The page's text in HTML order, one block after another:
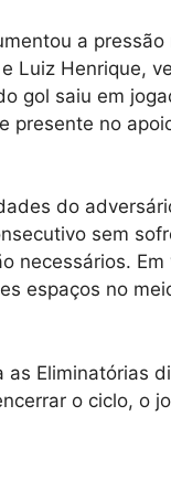
a
Luiz Henrique,
gol saiu em
presente no
do
sem
necessários.
espaços no
Eliminatórias
o ciclo, o